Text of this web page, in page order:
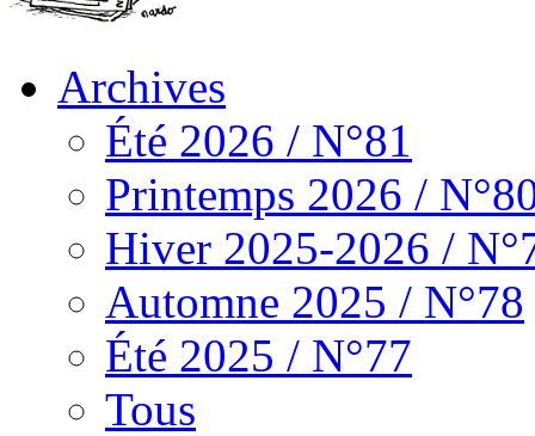
Archives
Été 2026 / N°81
Printemps 2026 /
Hiver 2025-2026 /
Automne 2025 / N°78
Été 2025 / N°77
Tous